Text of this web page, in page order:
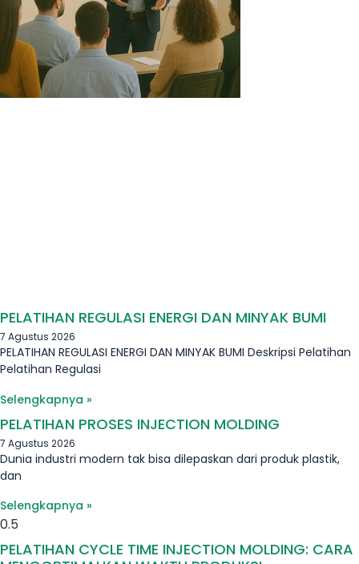
PELATIHAN REGULASI ENERGI DAN MINYAK BUMI
7 Agustus 2026
PELATIHAN REGULASI ENERGI DAN MINYAK BUMI Deskripsi Pelatihan
Pelatihan Regulasi
Selengkapnya »
PELATIHAN PROSES INJECTION MOLDING
7 Agustus 2026
Dunia industri modern tak bisa dilepaskan dari produk plastik,
dan
Selengkapnya »
PELATIHAN CYCLE TIME INJECTION MOLDING: CARA